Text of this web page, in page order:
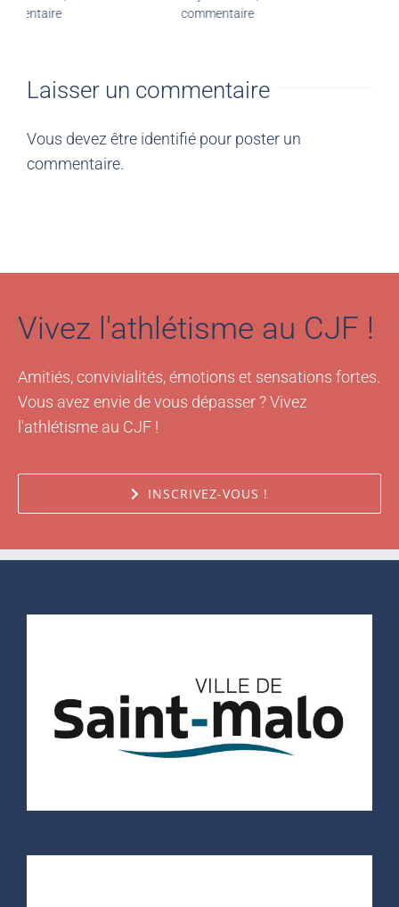
commentaire
commentaire
Laisser un commentaire
Vous devez être identifié pour poster un
commentaire.
Vivez l'athlétisme au CJF !
Amitiés, convivialités, émotions et sensations fortes.
Vous avez envie de vous dépasser ? Vivez
l'athlétisme au CJF !
INSCRIVEZ-VOUS !